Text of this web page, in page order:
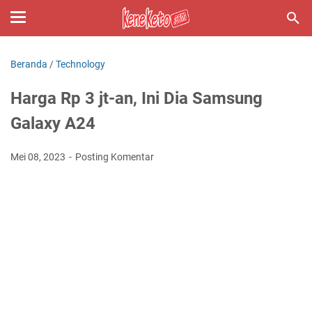
Beranda /Technology
Harga Rp 3 jt-an, Ini Dia Samsung
Galaxy A24
Mei 08, 2023 Posting Komentar